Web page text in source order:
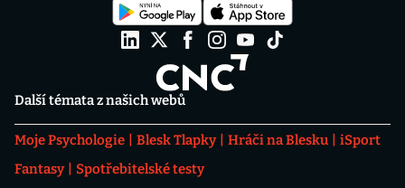
Další témata z našich webů
Moje Psychologie Blesk Tlapky Hráči na Blesku
iSport
Fantasy
Spotřebitelské testy